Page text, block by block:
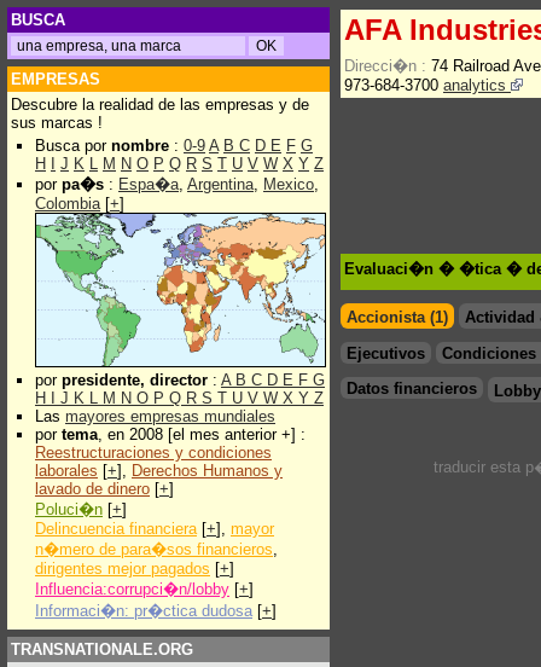
BUSCA
EMPRESAS
Descubre la realidad de las empresas y de
sus marcas !
Busca por nombre : 0-9 A B C D E F G
H
J K L M N O P Q R S T U V W X Y Z
por pa�s : Espa�a, Argentina, Mexico,
Colombia[+]
por presidente, director : A B C D E F G
H
J K L M N O P Q R S T U V W X Y Z
Las mayores empresas mundiales
por tema, en 2008 [el mes anterior +] :
Reestructuraciones y condiciones
laborales [+], Derechos Humanos y
lavado de dinero [+]
Poluci�n [+]
Delincuencia financiera[+], mayor
n�mero de para�sos financieros,
dirigentes mejor pagados [+]
Influencia:corrupci�n/lobby [+]
Informaci�n: pr�ctica dudosa [+]
TRANSNATIONALE.ORG
AFA
Direcci�n : 74 Railroad
973-684-3700 analytics
Evaluaci�n � �tica �
Accionista (1)
Actividad
Ejecutivos
Condiciones
Datos financieros
traducir esta